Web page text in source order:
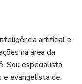
artificial e
na área da
Sou especialista
e evangelista de